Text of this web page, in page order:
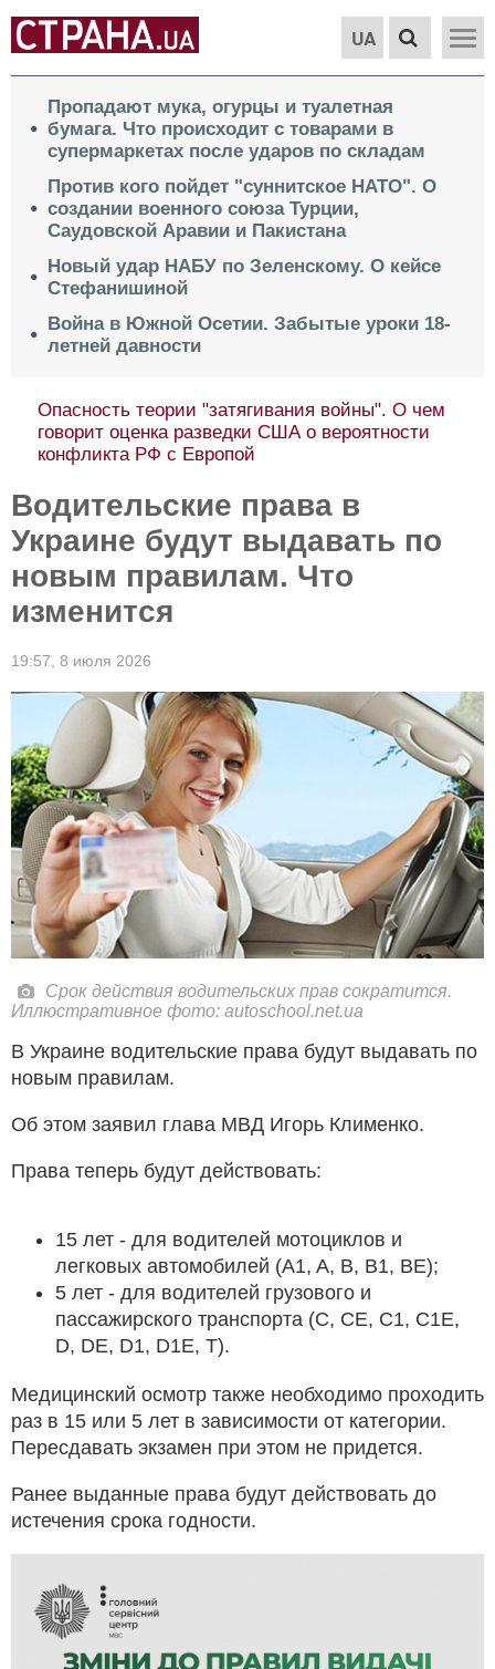
UA
Пропадают мука, огурцы и туалетная
бумага. Что происходит с товарами в
супермаркетах после ударов по складам
Против кого пойдет "суннитское НАТО". О
создании военного союза Турции,
Саудовской Аравии и Пакистана
Новый удар НАБУ по Зеленскому. О кейсе
Стефанишиной
Война в Южной Осетии. Забытые уроки 18-
летней давности
Опасность теории "затягивания войны". О чем
говорит оценка разведки США о вероятности
конфликта РФ с Европой
Водительские права в
Украине будут выдавать по
новым правилам. Что
изменится
19:57, 8 июля 2026
Срок действия водительских прав сократится.
Иллюстративное фото: autoschool.net.ua
В Украине водительские права будут выдавать по
новым правилам.
Об этом заявил глава МВД Игорь Клименко.
Права теперь будут действовать:
15 лет - для водителей мотоциклов и
легковых автомобилей (A1, A, B, B1, BE);
5 лет - для водителей грузового и
пассажирского транспорта (C, CE, C1, C1E,
D, DE, D1, D1E, T).
Медицинский осмотр также необходимо проходить
раз в 15 или 5 лет в зависимости от категории.
Пересдавать экзамен при этом не придется.
Ранее выданные права будут действовать до
истечения срока годности.